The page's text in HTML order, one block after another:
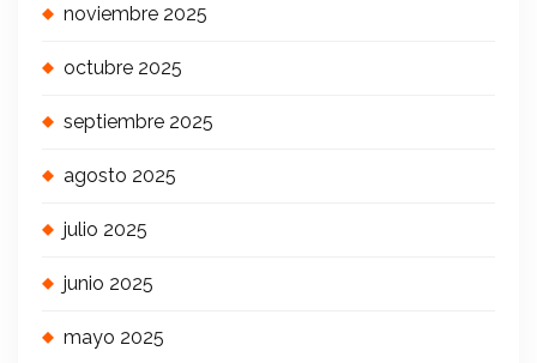
noviembre 2025
octubre 2025
septiembre 2025
agosto 2025
julio 2025
junio 2025
mayo 2025